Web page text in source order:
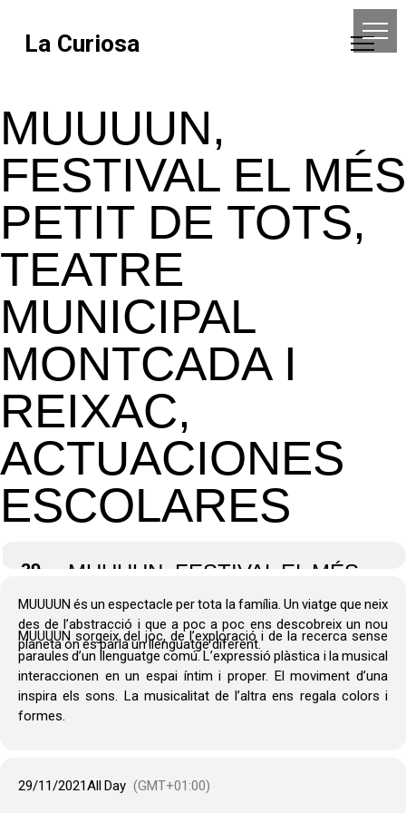
La Curiosa
MUUUUN,
FESTIVAL EL MÉS
PETIT DE TOTS,
TEATRE
MUNICIPAL
MONTCADA I
REIXAC,
ACTUACIONES
ESCOLARES
29
MUUUUN, FESTIVAL EL MÉS
PETIT DE TOTS, TEATRE
MUNICIPAL MONTCADA I
REIXAC, ACTUACIONES
ESCOLARES
MUUUUN és un espectacle per tota la família. Un viatge que neix
des de l’abstracció i que a poc a poc ens descobreix un nou
planeta on es parla un llenguatge diferent.
MUUUUN sorgeix del joc, de l’exploració i de la recerca sense
paraules d’un llenguatge comú. L’expressió plàstica i la musical
interaccionen en un espai íntim i proper. El moviment d’una
inspira els sons. La musicalitat de l’altra ens regala colors i
formes.
29/11/2021All Day (GMT+01:00)